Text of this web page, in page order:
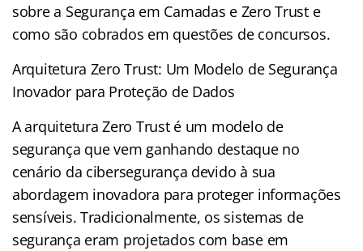
sobre a Segurança em Camadas e Zero Trust e
como são cobrados em questões de concursos.
Arquitetura Zero Trust: Um Modelo de Segurança
Inovador para Proteção de Dados
A arquitetura Zero Trust é um modelo de
segurança que vem ganhando destaque no
cenário da cibersegurança devido à sua
abordagem inovadora para proteger informações
sensíveis. Tradicionalmente, os sistemas de
segurança eram projetados com base em